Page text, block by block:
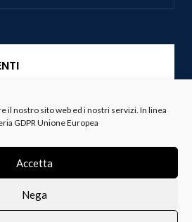
il nostro sito web ed i nostri servizi. In linea
GDPR Unione Europea
Accetta
Nega